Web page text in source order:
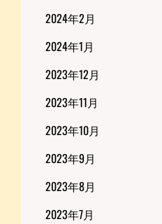
2024年2月
2024年1月
2023年12月
2023年11月
2023年10月
2023年9月
2023年8月
2023年7月